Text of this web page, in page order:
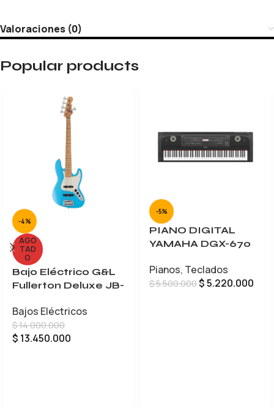
Valoraciones (0)
Popular products
-4%
AGO
TAD
O
Bajo Eléctrico G&L
Fullerton Deluxe JB-
Bajos Eléctricos
$14.000.000
$ 13.450.000
-5%
PIANO DIGITAL
YAMAHA DGX-670
Pianos, Teclados
$5.500.000$5.220.000